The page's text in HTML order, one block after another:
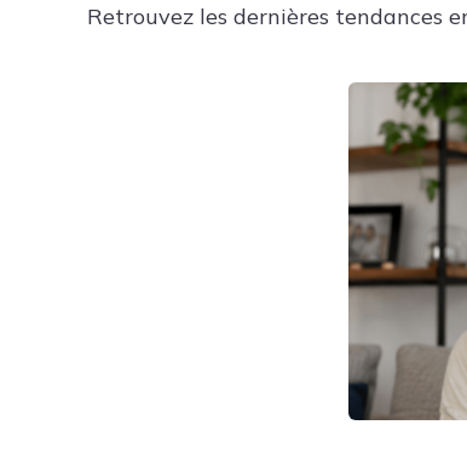
Retrouvez les dernières tendances